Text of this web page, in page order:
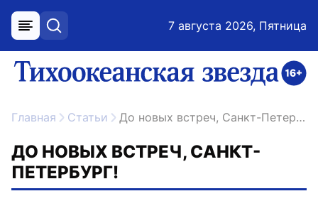
меню поиск 7 августа 2026, Пятница
ссылка на главную
Главная Статьи До новых встреч, Санкт-Петербург!
ДО НОВЫХ ВСТРЕЧ, САНКТ-
ПЕТЕРБУРГ!